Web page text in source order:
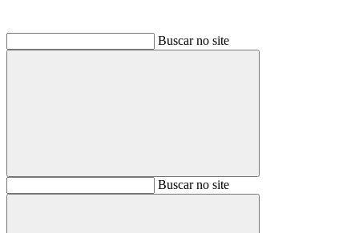
Buscar no site
BuscarBuscar no site